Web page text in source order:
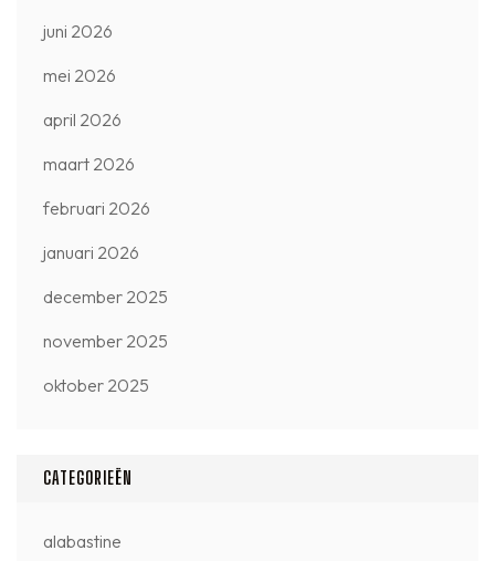
juni 2026
mei 2026
april 2026
maart 2026
februari 2026
januari 2026
december 2025
november 2025
oktober 2025
CATEGORIEËN
alabastine